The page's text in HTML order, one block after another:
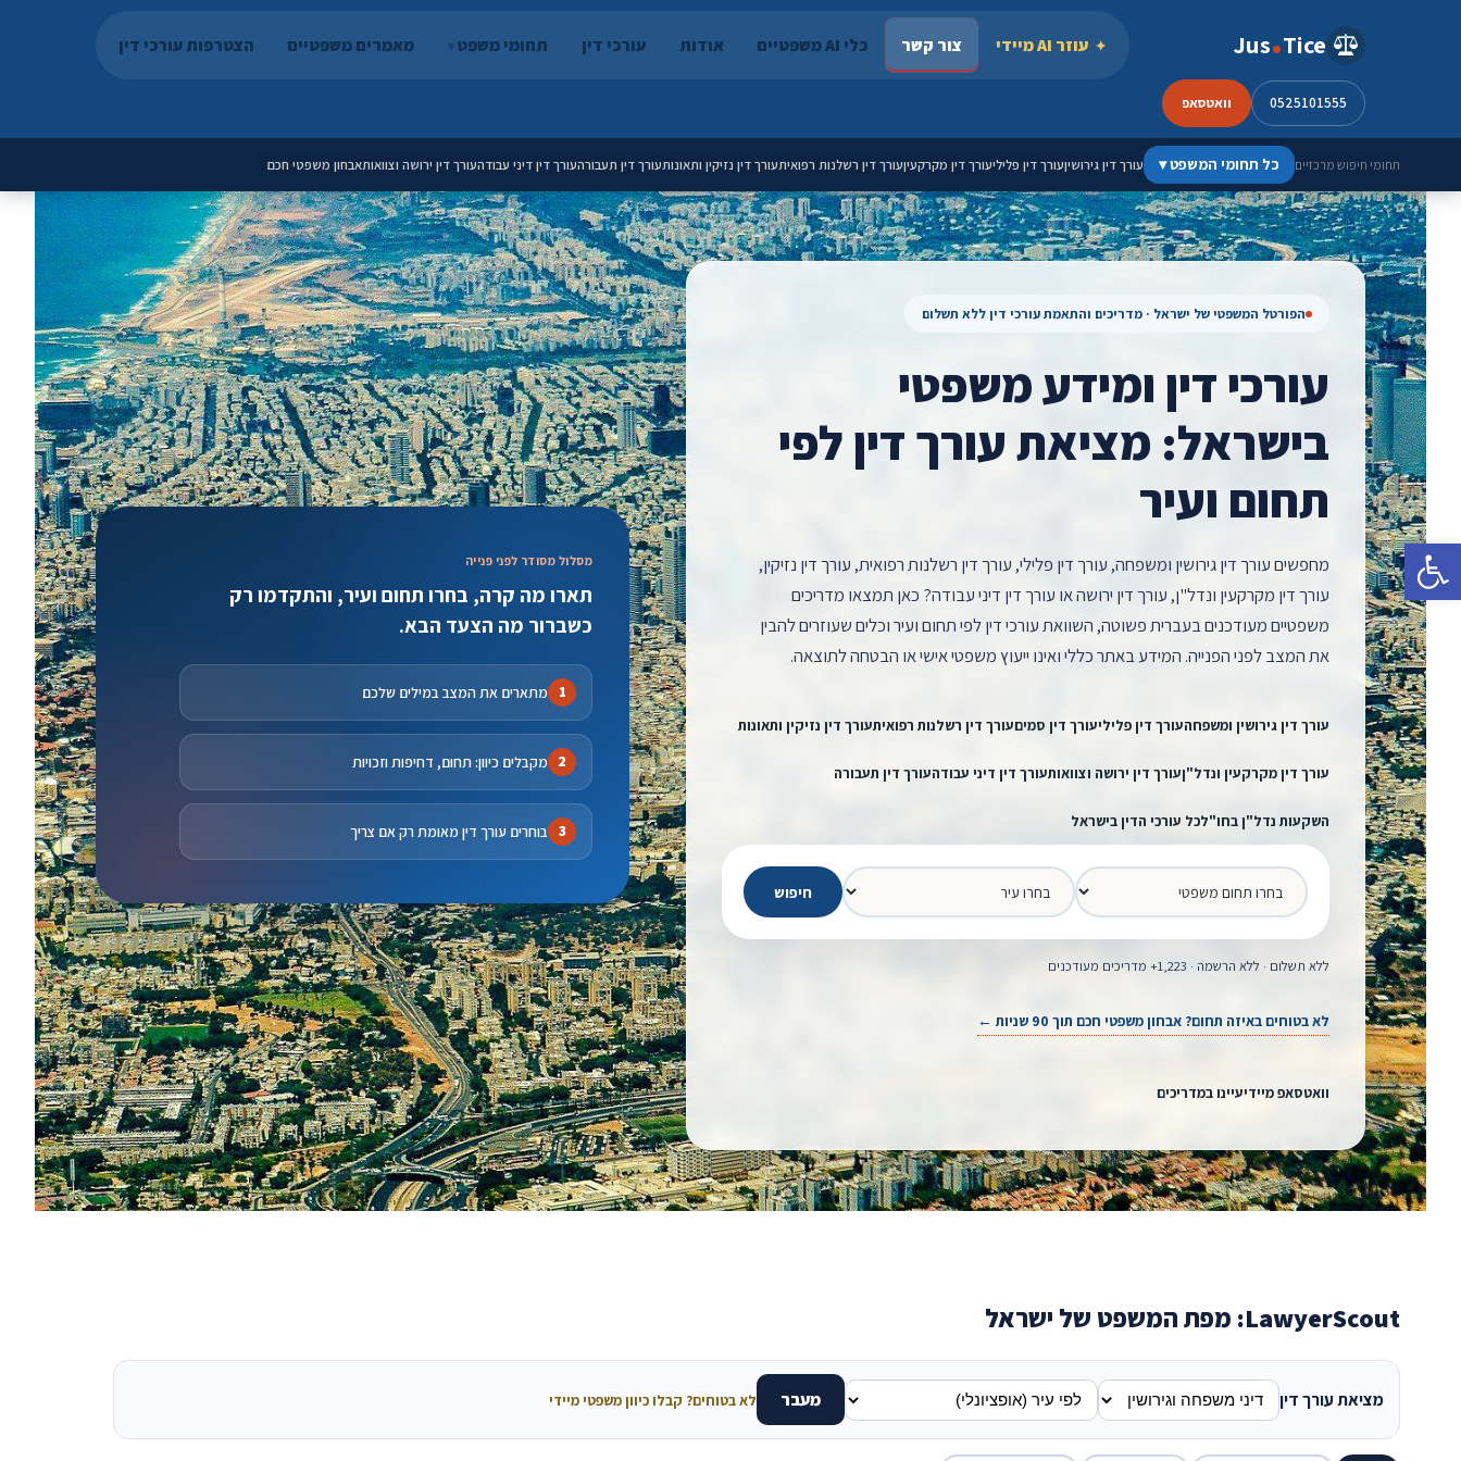
פתח סרגל נגישות
Jus Tice עוזר AI מיידי צור קשר כלי AI משפטיים אודות עורכי דין תחומי משפט מאמרים משפטיים הצטרפות עורכי דין
0525101555 וואטסאפ
תחומי חיפוש מרכזיים כל תחומי המשפט▾ עורך דין גירושיןעורך דין פליליעורך דין מקרקעיןעורך דין רשלנות רפואיתעורך דין נזיקין ותאונותעורך דין תעבורהעורך דין דיני עבודהעורך דין ירושה וצוואותאבחון משפטי חכם
הפורטל המשפטי של ישראל · מדריכים והתאמת עורכי דין ללא תשלום
עורכי דין ומידע משפטי
בישראל: מציאת עורך דין לפי
תחום ועיר
מחפשים עורך דין גירושין ומשפחה, עורך דין פלילי, עורך דין רשלנות רפואית, עורך דין נזיקין,
עורך דין מקרקעין ונדל"ן, עורך דין ירושה או עורך דין דיני עבודה? כאן תמצאו מדריכים
משפטיים מעודכנים בעברית פשוטה, השוואת עורכי דין לפי תחום ועיר וכלים שעוזרים להבין
את המצב לפני הפנייה. המידע באתר כללי ואינו ייעוץ משפטי אישי או הבטחה לתוצאה.
עורך דין גירושין ומשפחהעורך דין פליליעורך דין סמיםעורך דין רשלנות רפואיתעורך דין נזיקין ותאונות
עורך דין מקרקעין ונדל"ןעורך דין ירושה וצוואותעורך דין דיני עבודהעורך דין תעבורה
השקעות נדל"ן בחו"לכל עורכי הדין בישראל
תחום משפטי
עיר
חיפוש
ללא תשלום · ללא הרשמה · 1,223+ מדריכים מעודכנים
לא בטוחים באיזה תחום? אבחון משפטי חכם תוך 90 שניות ←
וואטסאפ מיידיעיינו במדריכים
מסלול מסודר לפני פנייה
תארו מה קרה, בחרו תחום ועיר, והתקדמו רק
כשברור מה הצעד הבא.
מתארים את המצב במילים שלכם
מקבלים כיוון: תחום, דחיפות וזכויות
בוחרים עורך דין מאומת רק אם צריך
צילום: Ted Eytan · CC BY-SA 2.0
LawyerScout: מפת המשפט של ישראל
מציאת עורך דין מעבר לא בטוחים? קבלו כיוון משפטי מיידי